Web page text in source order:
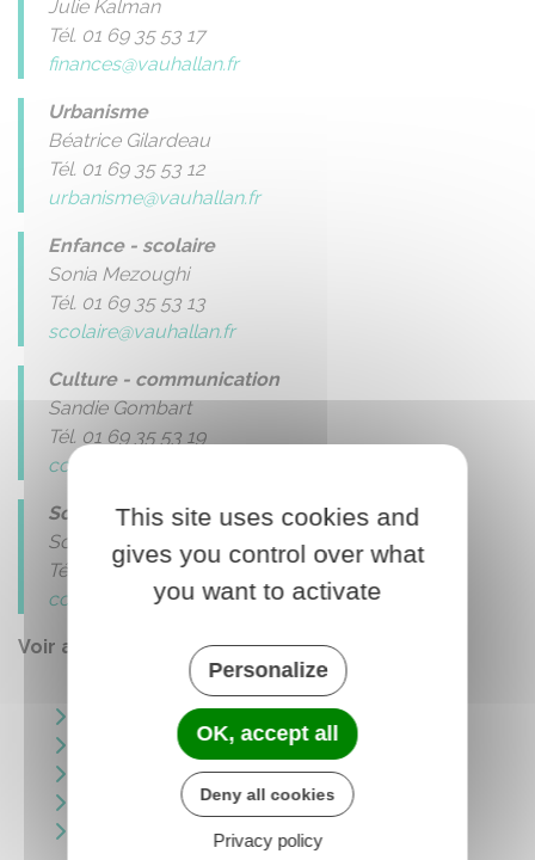
Julie Kalman
Tél. 01 69 35 53 17
finances@vauhallan.fr
Urbanisme
Béatrice Gilardeau
Tél. 01 69 35 53 12
urbanisme@vauhallan.fr
Enfance - scolaire
Sonia Mezoughi
Tél. 01 69 35 53 13
scolaire@vauhallan.fr
Culture - communication
Sandie Gombart
Tél. 01 69 35 53 19
communication@vauhallan.fr
Social
Sonia Mezoughi
Tél. 01 69 35 53 13
ccas@vauhallan.fr
Voir aussi
Maison de la petite enfance
Bibliothèque
Centre de Loisirs
Ecole maternelle des Sablons
Ecole élémentaire des Sablons
This site uses cookies and
gives you control over what
you want to activate
Personalize
OK, accept all
Deny all cookies
Privacy policy